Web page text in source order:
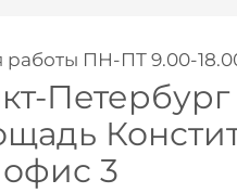
работы ПН-ПТ 9.00-
Петербург
3